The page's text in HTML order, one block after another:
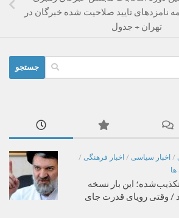
نامزدهای تایید صلاحیت شده خبرگان در
تهران + جدول
/ اخبار سیاسی / اخبار فرهنگی /
این بار نسخه
/ وقتی رویای قدرت جای